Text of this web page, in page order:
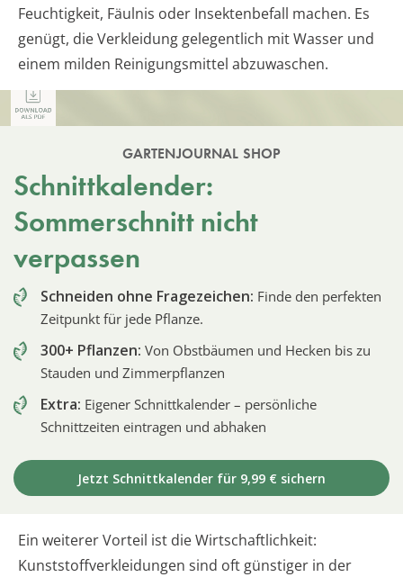
Feuchtigkeit, Fäulnis oder Insektenbefall machen. Es
genügt, die Verkleidung gelegentlich mit Wasser und
einem milden Reinigungsmittel abzuwaschen.
GARTENJOURNAL SHOP
Schnittkalender:
Sommerschnitt nicht
verpassen
Schneiden ohne Fragezeichen: Finde den perfekten
Zeitpunkt für jede Pflanze.
300+ Pflanzen: Von Obstbäumen und Hecken bis zu
Stauden und Zimmerpflanzen
Extra: Eigener Schnittkalender – persönliche
Schnittzeiten eintragen und abhaken
Jetzt Schnittkalender für 9,99 € sichern
Ein weiterer Vorteil ist die Wirtschaftlichkeit:
Kunststoffverkleidungen sind oft günstiger in der